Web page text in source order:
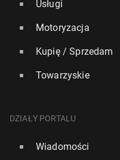
Usługi
Motoryzacja
Kupię / Sprzedam
Towarzyskie
DZIAŁY PORTALU
Wiadomości